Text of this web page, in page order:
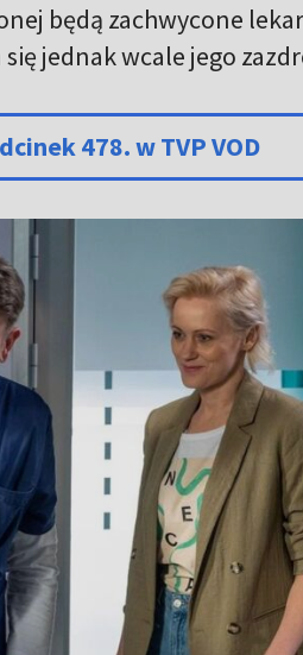
będą zachwycone
jednak wcale jego
478. w TVP VOD